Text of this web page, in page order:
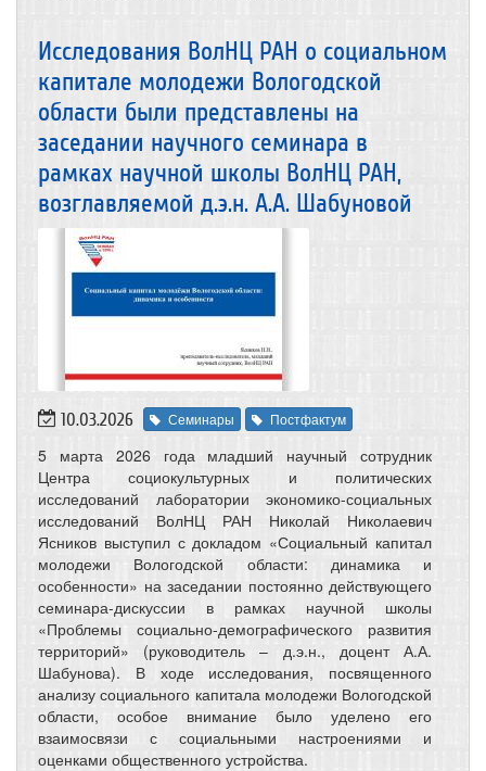
Исследования ВолНЦ РАН о социальном
капитале молодежи Вологодской
области были представлены на
заседании научного семинара в
рамках научной школы ВолНЦ РАН,
возглавляемой д.э.н. А.А. Шабуновой
10.03.2026 Семинары Постфактум
5 марта 2026 года младший научный сотрудник
Центра социокультурных и политических
исследований лаборатории экономико-социальных
исследований ВолНЦ РАН Николай Николаевич
Ясников выступил с докладом «Социальный капитал
молодежи Вологодской области: динамика и
особенности» на заседании постоянно действующего
семинара-дискуссии в рамках научной школы
«Проблемы социально-демографического развития
территорий» (руководитель – д.э.н., доцент А.А.
Шабунова). В ходе исследования, посвященного
анализу социального капитала молодежи Вологодской
области, особое внимание было уделено его
взаимосвязи с социальными настроениями и
оценками общественного устройства.